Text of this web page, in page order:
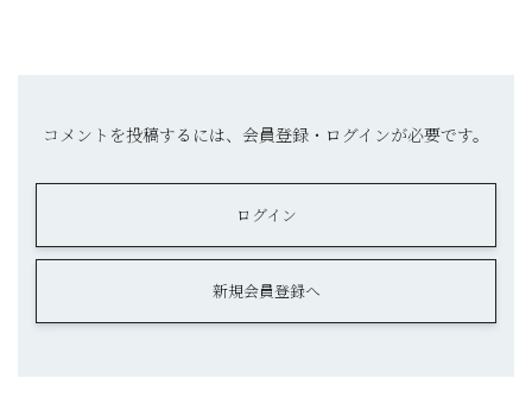
コメントを投稿するには、会員登録・ログインが必要です。
ログイン
新規会員登録へ